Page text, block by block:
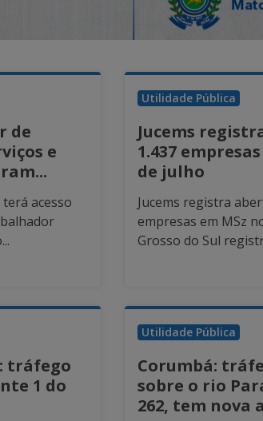
de
e
acesso
Utilidade Pública
Jucems
1.437
de julho
Jucems registra
empresas em MSz
Grosso do Sul
tráfego
1 do
Utilidade Pública
Corumbá:
sobre o rio
262, tem nova